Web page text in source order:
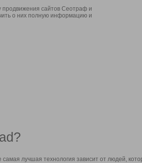
продвижения сайтов Сеотраф и
о них полную информацию и
самая лучшая технология зависит от людей,